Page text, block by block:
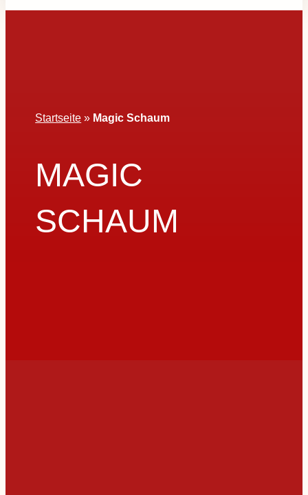
Startseite » Magic Schaum
MAGIC
SCHAUM